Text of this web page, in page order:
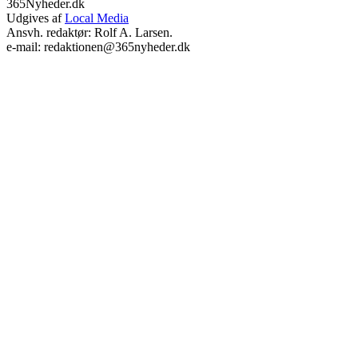
365Nyheder.dk
Udgives afLocal Media
Ansvh. redaktør: Rolf A. Larsen.
e-mail: redaktionen@365nyheder.dk